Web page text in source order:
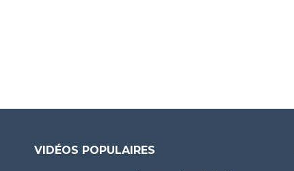
VIDÉOS POPULAIRES